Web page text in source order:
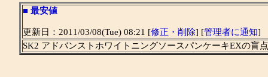
■ 最安値
更新日：2011/03/08(Tue) 08:21 [修正・削除] [管理者に通知]
SK2 アドバンストホワイトニングソースパンケーキEXの盲